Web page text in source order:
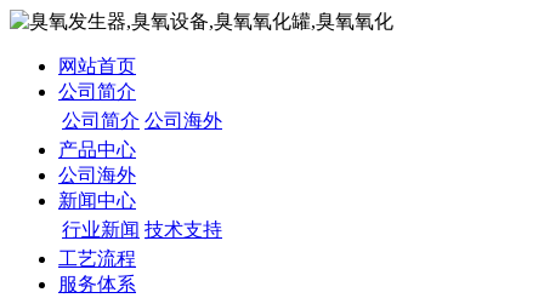
网站首页
公司简介
公司简介 公司海外
产品中心
公司海外
新闻中心
行业新闻 技术支持
工艺流程
服务体系